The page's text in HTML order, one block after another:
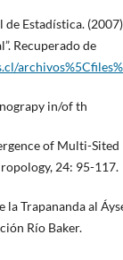
Estadística.
Recuperado de
in/of th
of Multi-Sited
24: 95-117.
Trapananda al
Río Baker.